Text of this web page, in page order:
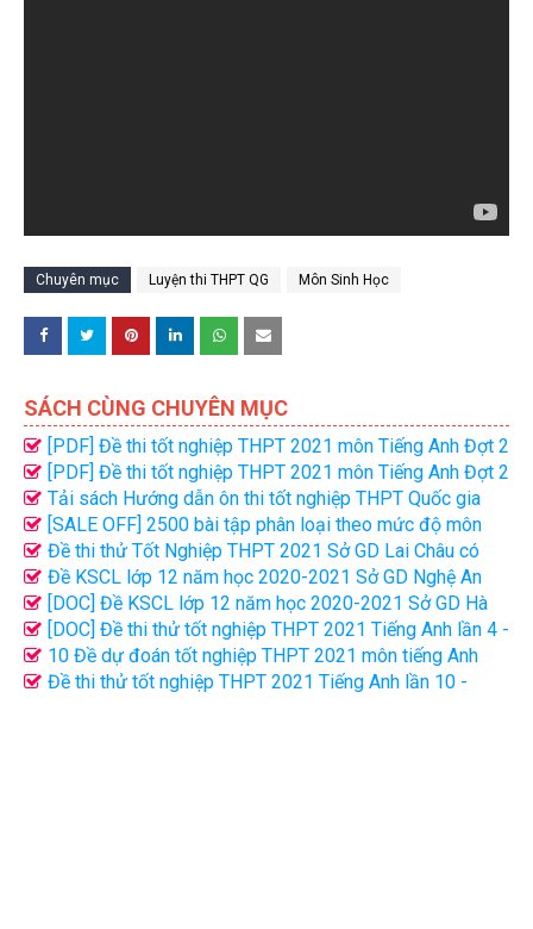
Chuyên mục Luyện thi THPT QG Môn Sinh Học
SÁCH CÙNG CHUYÊN MỤC
[PDF] Đề thi tốt nghiệp THPT 2021 môn Tiếng Anh Đợt 2
(Mã đề 411)
[PDF] Đề thi tốt nghiệp THPT 2021 môn Tiếng Anh Đợt 2
(Mã đề 416)
Tải sách Hướng dẫn ôn thi tốt nghiệp THPT Quốc gia
2021 môn Tiếng Anh PDF
[SALE OFF] 2500 bài tập phân loại theo mức độ môn
Tiếng Anh FIle word có giải chi tiết
Đề thi thử Tốt Nghiệp THPT 2021 Sở GD Lai Châu có
đáp án
Đề KSCL lớp 12 năm học 2020-2021 Sở GD Nghệ An
Lần 2[DOC] Đề KSCL lớp 12 năm học 2020-2021 Sở GD Hà
Nội
[DOC] Đề thi thử tốt nghiệp THPT 2021 Tiếng Anh lần 4 -
Cô Minh Trang
10 Đề dự đoán tốt nghiệp THPT 2021 môn tiếng Anh
cực hay (đủ đáp án)
Đề thi thử tốt nghiệp THPT 2021 Tiếng Anh lần 10 -